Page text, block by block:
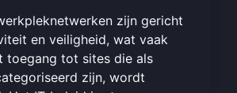
zijn gericht
en veiligheid, wat vaak
toegang tot sites die als
zijn, wordt